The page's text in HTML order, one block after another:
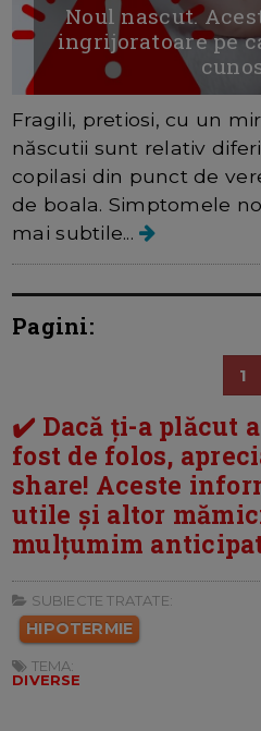
Noul nascut.
ingrijoratoare pe
Fragili, pretiosi, cu un
născutii sunt relativ
copilasi din punct de
de boala. Simptomele
mai subtile...
Pagini:
1
✔️ Dacă ți-a plăcut
fost de folos,
share! Aceste
utile și altor
mulțumim
SUBIECTE TRATATE:
HIPOTERMIE
TEMA:
DIVERSE